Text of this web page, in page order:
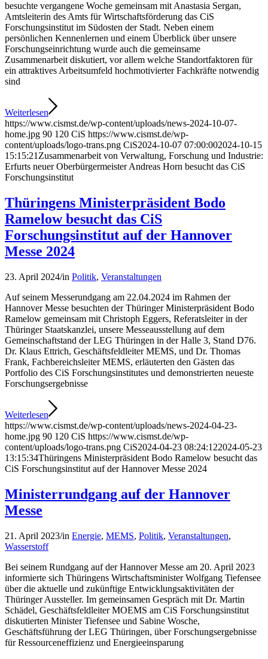
besuchte vergangene Woche gemeinsam mit Anastasia Sergan,
Amtsleiterin des Amts für Wirtschaftsförderung das CiS
Forschungsinstitut im Südosten der Stadt. Neben einem
persönlichen Kennenlernen und einem Überblick über unsere
Forschungseinrichtung wurde auch die gemeinsame
Zusammenarbeit diskutiert, vor allem welche Standortfaktoren für
ein attraktives Arbeitsumfeld hochmotivierter Fachkräfte notwendig
sind
Weiterlesen
https://www.cismst.de/wp-content/uploads/news-2024-10-07-
home.jpg 90 120 CiS https://www.cismst.de/wp-
content/uploads/logo-trans.png CiS2024-10-07 07:00:002024-10-15
15:15:21 Zusammenarbeit von Verwaltung, Forschung und Industrie:
Erfurts neuer Oberbürgermeister Andreas Horn besucht das CiS
Forschungsinstitut
Thüringens Ministerpräsident Bodo
Ramelow besucht das CiS
Forschungsinstitut auf der Hannover
Messe 2024
23. April 2024/in Politik, Veranstaltungen
Auf seinem Messerundgang am 22.04.2024 im Rahmen der
Hannover Messe besuchten der Thüringer Ministerpräsident Bodo
Ramelow gemeinsam mit Christoph Eggers, Referatsleiter in der
Thüringer Staatskanzlei, unsere Messeausstellung auf dem
Gemeinschaftstand der LEG Thüringen in der Halle 3, Stand D76.
Dr. Klaus Ettrich, Geschäftsfeldleiter MEMS, und Dr. Thomas
Frank, Fachbereichsleiter MEMS, erläuterten den Gästen das
Portfolio des CiS Forschungsinstitutes und demonstrierten neueste
Forschungsergebnisse
Weiterlesen
https://www.cismst.de/wp-content/uploads/news-2024-04-23-
home.jpg 90 120 CiS https://www.cismst.de/wp-
content/uploads/logo-trans.png CiS2024-04-23 08:24:122024-05-23
13:15:34Thüringens Ministerpräsident Bodo Ramelow besucht das
CiS Forschungsinstitut auf der Hannover Messe 2024
Ministerrundgang auf der Hannover
Messe
21. April 2023/in Energie, MEMS, Politik, Veranstaltungen,
Wasserstoff
Bei seinem Rundgang auf der Hannover Messe am 20. April 2023
informierte sich Thüringens Wirtschaftsminister Wolfgang Tiefensee
über die aktuelle und zukünftige Entwicklungsaktivitäten der
Thüringer Aussteller. Im gemeinsamen Gespräch mit Dr. Martin
Schädel, Geschäftsfeldleiter MOEMS am CiS Forschungsinstitut
diskutierten Minister Tiefensee und Sabine Wosche,
Geschäftsführung der LEG Thüringen, über Forschungsergebnisse
für Ressourceneffizienz und Energieeinsparung